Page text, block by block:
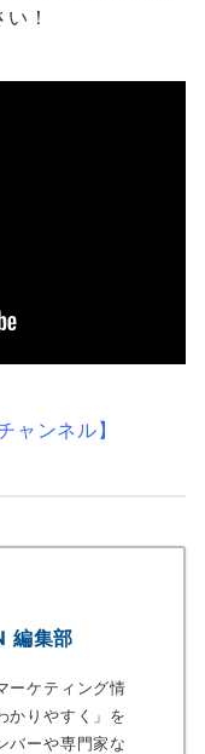
！
ャンネル】
編集部
ーケティング情
かりやすく」を
バーや専門家な